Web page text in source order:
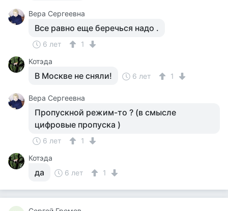
Вера Сергеевна
Все равно еще беречься надо .
6 лет
1
Котэда
В Москве не сняли! 6 лет 1
Вера Сергеевна
Пропускной режим-то ? (в смысле
цифровые пропуска )
6 лет
1
Котэда
да 6 лет 1